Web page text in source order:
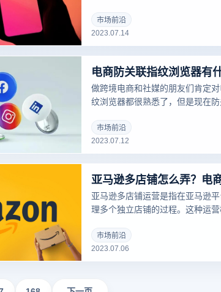
了，这样就过滤掉了一些用户，现
会在Tinder上投放信息流广告来对
行曝光，那就需要用到指纹浏览
被封。
市场前沿
2023.07.14
电商防关联指纹浏览器有
做跨境电商和社媒的朋友们肯定
纹浏览器都很熟悉了，但是现在
天就带大家来了解一下指纹浏览器
媒平台如何将内容触达更多潜在用
市场前沿
2023.07.12
亚马逊多店铺运营是指在亚马逊
理多个独立店铺的过程。这种运
患，需要了解亚马逊的规定，避免
了封号的一点惩罚。那今天云登电
市场前沿
2023.07.06